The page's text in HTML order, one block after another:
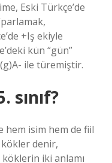
Eski Türkçe’de
+Iş ekiyle
kün “gün”
ile türemiştir.
sınıf?
hem isim hem de fiil
denir,
iki anlamı